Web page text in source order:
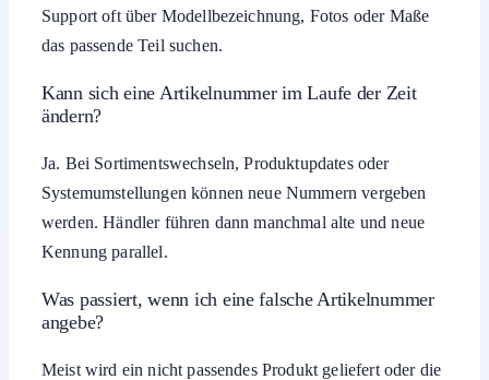
Support oft über Modellbezeichnung, Fotos oder Maße
das passende Teil suchen.
Kann sich eine Artikelnummer im Laufe der Zeit
ändern?
Ja. Bei Sortimentswechseln, Produktupdates oder
Systemumstellungen können neue Nummern vergeben
werden. Händler führen dann manchmal alte und neue
Kennung parallel.
Was passiert, wenn ich eine falsche Artikelnummer
angebe?
Meist wird ein nicht passendes Produkt geliefert oder die